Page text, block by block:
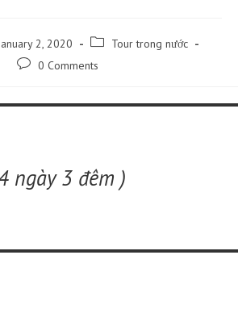
2, 2020
Post Tour trong nước
Post 0 Comments
ngày 3 đêm )